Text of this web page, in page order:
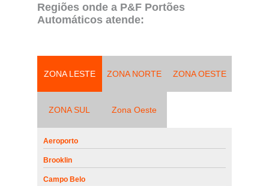
Regiões onde a P&F Portões
Automáticos atende:
ZONA LESTE ZONA NORTE ZONA OESTE
ZONA SUL Zona Oeste
Aeroporto
Brooklin
Campo Belo